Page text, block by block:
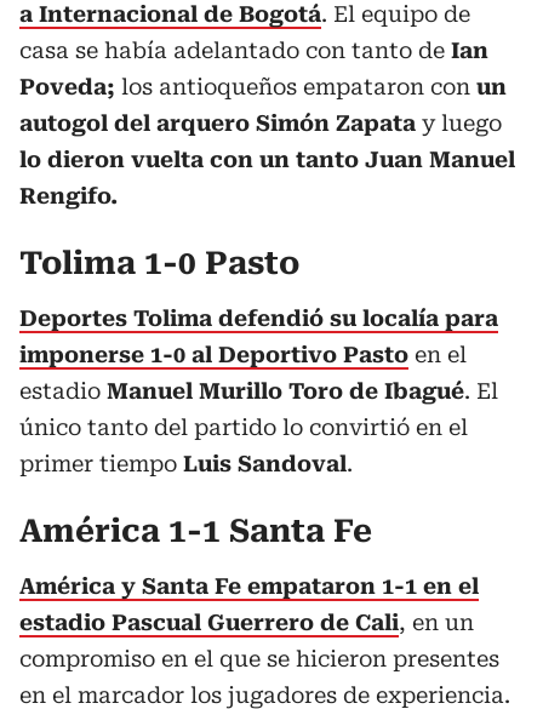
a Internacional de Bogotá. El equipo de
casa se había adelantado con tanto de Ian
Poveda; los antioqueños empataron con un
autogol del arquero Simón Zapata y luego
lo dieron vuelta con un tanto Juan Manuel
Rengifo.
Tolima 1-0 Pasto
Deportes Tolima defendió su localía para
imponerse 1-0 al Deportivo Pasto en el
estadio Manuel Murillo Toro de Ibagué. El
único tanto del partido lo convirtió en el
primer tiempo Luis Sandoval.
América 1-1 Santa Fe
América y Santa Fe empataron 1-1 en el
estadio Pascual Guerrero de Cali, en un
compromiso en el que se hicieron presentes
en el marcador los jugadores de experiencia.